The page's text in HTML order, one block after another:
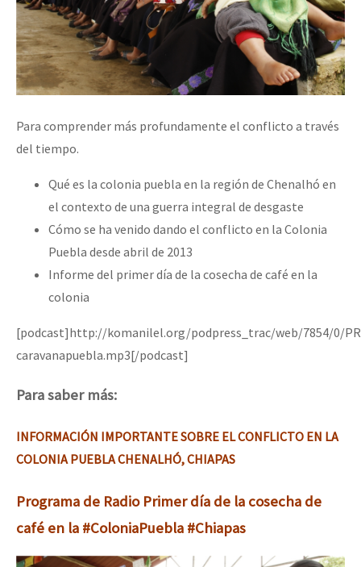
Fotorreportaje
Video
Otras secciones
la naturaleza bajo asedio)
COVID-19
Eventos
Contacto
Para comprender más profundamente el conflicto a través
del tiempo.
Qué es la colonia puebla en la región de Chenalhó en
el contexto de una guerra integral de desgaste
Cómo se ha venido dando el conflicto en la Colonia
Puebla desde abril de 2013
Informe del primer día de la cosecha de café en la
colonia
[podcast]http://komanilel.org/podpress_trac/web/7854/0/
caravanapuebla.mp3[/podcast]
Para saber más:
INFORMACIÓN IMPORTANTE SOBRE EL CONFLICTO EN LA
COLONIA PUEBLA CHENALHÓ, CHIAPAS
Programa de Radio Primer día de la cosecha de
café en la #ColoniaPuebla #Chiapas